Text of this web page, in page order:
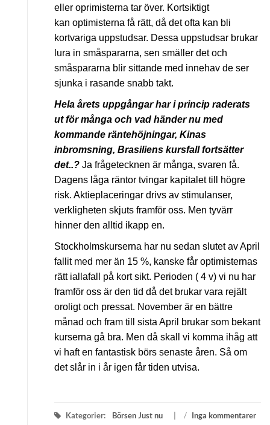
eller oprimisterna tar över. Kortsiktigt
kan optimisterna få rätt, då det ofta kan bli
kortvariga uppstudsar. Dessa uppstudsar brukar
lura in småspararna, sen smäller det och
småspararna blir sittande med innehav de ser
sjunka i rasande snabb takt.
Hela årets uppgångar har i princip raderats
ut för många och vad händer nu med
kommande räntehöjningar, Kinas
inbromsning, Brasiliens kursfall fortsätter
det..? Ja frågetecknen är många, svaren få.
Dagens låga räntor tvingar kapitalet till högre
risk. Aktieplaceringar drivs av stimulanser,
verkligheten skjuts framför oss. Men tyvärr
hinner den alltid ikapp en.
Stockholmskurserna har nu sedan slutet av April
fallit med mer än 15 %, kanske får optimisternas
rätt iallafall på kort sikt. Perioden ( 4 v) vi nu har
framför oss är den tid då det brukar vara rejält
oroligt och pressat. November är en bättre
månad och fram till sista April brukar som bekant
kurserna gå bra. Men då skall vi komma ihåg att
vi haft en fantastisk börs senaste åren. Så om
det slår in i år igen får tiden utvisa.
Kategorier: Börsen Just nu / Inga kommentarer